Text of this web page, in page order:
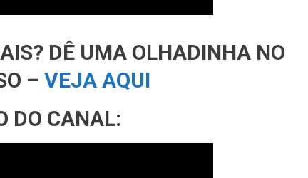
DÊ UMA OLHADINHA NO
– VEJA AQUI
DO CANAL: